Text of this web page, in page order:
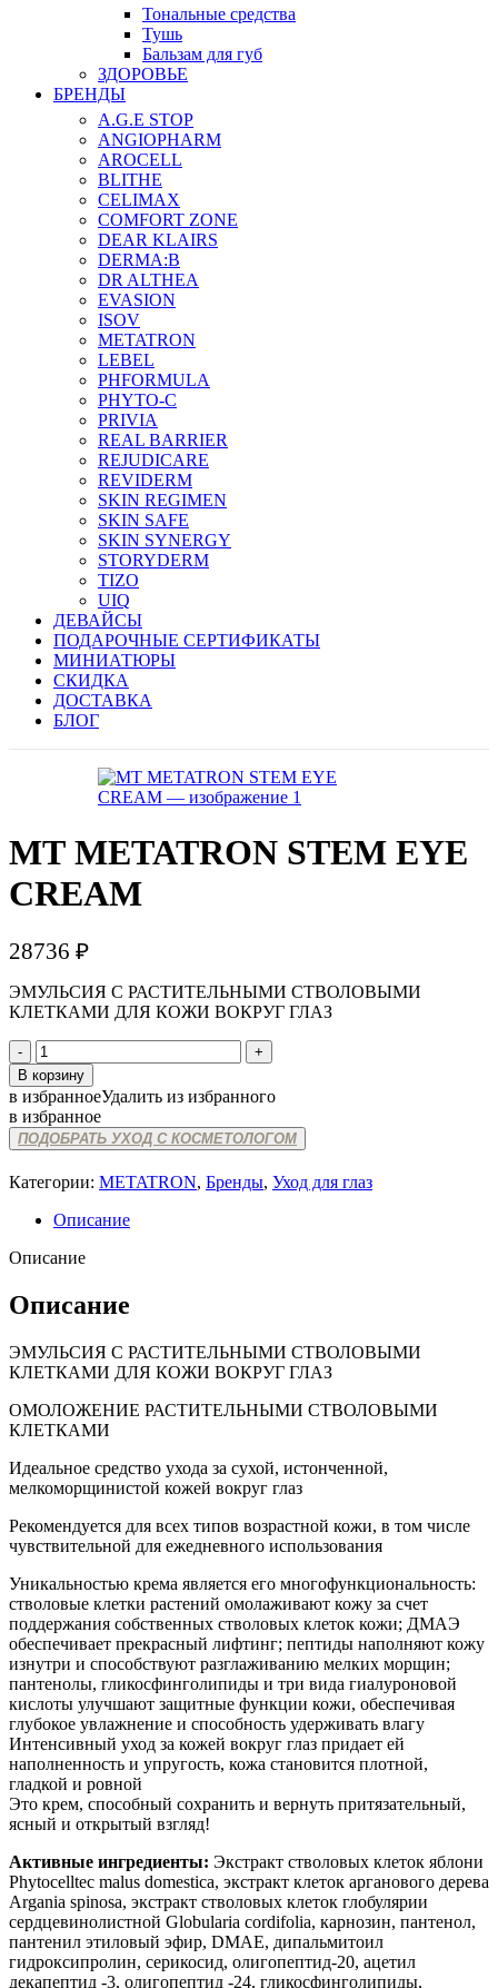
Тональные средства
Тушь
Бальзам для губ
ЗДОРОВЬЕ
БРЕНДЫ
A.G.E STOP
ANGIOPHARM
AROCELL
BLITHE
CELIMAX
COMFORT ZONE
DEAR KLAIRS
DERMA:B
DR ALTHEA
EVASION
ISOV
METATRON
LEBEL
PHFORMULA
PHYTO-C
PRIVIA
REAL BARRIER
REJUDICARE
REVIDERM
SKIN REGIMEN
SKIN SAFE
SKIN SYNERGY
STORYDERM
TIZO
UIQ
ДЕВАЙСЫ
ПОДАРОЧНЫЕ СЕРТИФИКАТЫ
МИНИАТЮРЫ
СКИДКА
ДОСТАВКА
БЛОГ
МТ METATRON STEM EYE
CREAM
28736 ₽
ЭМУЛЬСИЯ С РАСТИТЕЛЬНЫМИ СТВОЛОВЫМИ
КЛЕТКАМИ ДЛЯ КОЖИ ВОКРУГ ГЛАЗ
Количество
товара
МТ
METATRON
STEM
EYE
В корзину
в избранноеУдалить из избранного
в избранное
ПОДОБРАТЬ УХОД С КОСМЕТОЛОГОМ
Категории: METATRON, Бренды, Уход для глаз
Описание
Описание
Описание
ЭМУЛЬСИЯ С РАСТИТЕЛЬНЫМИ СТВОЛОВЫМИ
КЛЕТКАМИ ДЛЯ КОЖИ ВОКРУГ ГЛАЗ
ОМОЛОЖЕНИЕ РАСТИТЕЛЬНЫМИ СТВОЛОВЫМИ
КЛЕТКАМИ
Идеальное средство ухода за сухой, истонченной,
мелкоморщинистой кожей вокруг глаз
Рекомендуется для всех типов возрастной кожи, в том числе
чувствительной для ежедневного использования
Уникальностью крема является его многофункциональность:
стволовые клетки растений омолаживают кожу за счет
поддержания собственных стволовых клеток кожи; ДМАЭ
обеспечивает прекрасный лифтинг; пептиды наполняют кожу
изнутри и способствуют разглаживанию мелких морщин;
пантенолы, гликосфинголипиды и три вида гиалуроновой
кислоты улучшают защитные функции кожи, обеспечивая
глубокое увлажнение и способность удерживать влагу
Интенсивный уход за кожей вокруг глаз придает ей
наполненность и упругость, кожа становится плотной,
гладкой и ровной
Это крем, способный сохранить и вернуть притязательный,
ясный и открытый взгляд!
Активные ингредиенты: Экстракт стволовых клеток яблони
Phytocelltec malus domestica, экстракт клеток арганового дерева
Argania spinosa, экстракт стволовых клеток глобулярии
сердцевинолистной Globularia cordifolia, карнозин, пантенол,
пантенил этиловый эфир, DMAE, дипальмитоил
гидроксипролин, серикосид, олигопептид-20, ацетил
декапептид -3, олигопептид -24, гликосфинголипиды,